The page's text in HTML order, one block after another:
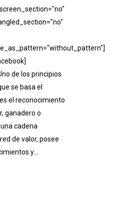
de los principios
se basa el
el reconocimiento
ganadero o
cadena
de valor, posee
y...